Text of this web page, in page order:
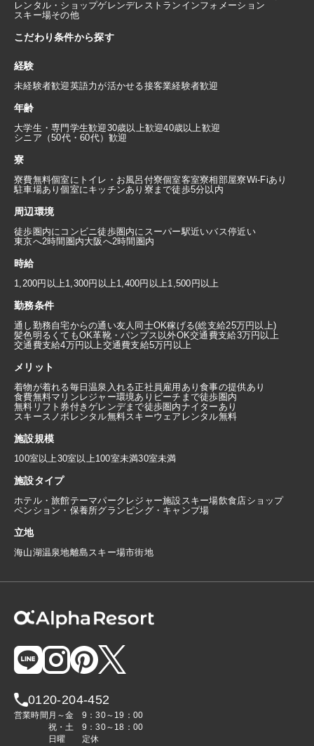
レンタル・ショップゲレンデレストラン インフォメーション
スキー場その他
こだわり条件から探す
経験
未経験者歓迎英語力が活かせる接客業経験者歓迎
年齢
大学生・専門学生歓迎30歳以上歓迎40歳以上歓迎
シニア（50代・60代）歓迎
寮
寮費無料個室にトイレ・お風呂付寮個室客室寮相部屋寮Wi-Fiあり
駐車場あり個室にキッチンあり 寮まで徒歩5分以内
周辺環境
徒歩圏内にコンビニ徒歩圏内にスーパー駅近いバス停近い
東京へ2時間圏内大阪へ2時間圏内
時給
1,200円以上1,300円以上1,400円以上1,500円以上
勤務条件
通し勤務自宅からの通い友人同士OK稼げる(総支給25万円以上)
髪色明るくてもOK革靴・パンプス以外OK交通費支給3万円以上
交通費支給4万円以上交通費支給5万円以上
メリット
着物が着れる毎日温泉入れる正社員雇用あり食事の提供あり
食費無料マリンレジャー環境あり ビーチまで徒歩圏内
無料リフト券付きゲレンデまで徒歩圏内ナイターあり
スキースノボレンタル無料スキーウェアレンタル無料
施設規模
100室以上30室以上100室未満30室未満
施設タイプ
ホテル・旅館テーマパーク レジャー施設 スキー場飲食店ショップ
ペンション・保養所グランピング・キャンプ場
立地
海山湖温泉地離島 スキー場市街地
0120-204-452
営業時間 月～金
9：30～19：00
祝・土
9：30～18：00
日曜
定休